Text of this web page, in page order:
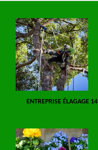
ENTREPRISE ÉLAGAGE 14